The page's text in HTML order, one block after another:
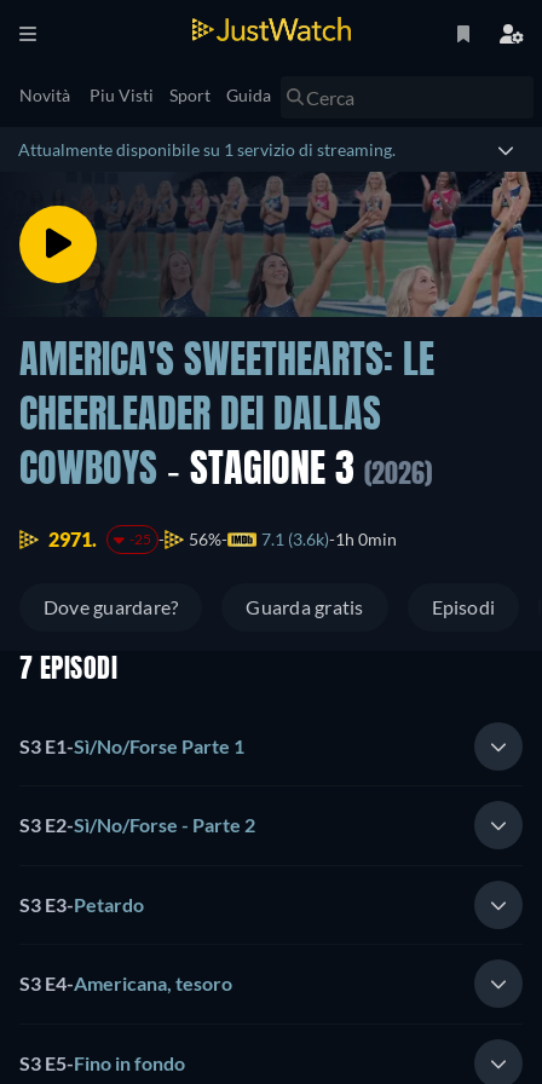
Novità Piu Visti Sport Guida
Attualmente disponibile su 1 servizio di streaming.
AMERICA'S SWEETHEARTS: LE
CHEERLEADER DEI DALLAS
COWBOYS - STAGIONE 3 (2026)
2971. -25 56% 7.1 (3.6k) 1h 0min
Dove guardare? Guarda gratis Episodi
7 EPISODI
S3 E1-Sì/No/Forse Parte 1
S3 E2-Sì/No/Forse - Parte 2
S3 E3-Petardo
S3 E4-Americana, tesoro
S3 E5-Fino in fondo